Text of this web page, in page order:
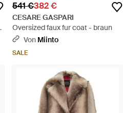
541 €382 €
CESARE GASPARI
Oversized faux fur coat - braun
Von Miinto
SALE